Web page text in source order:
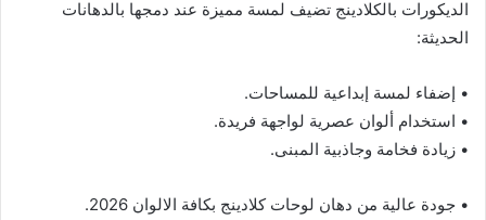
الديكورات بالكلادينج تضيف لمسة مميزة عند دمجها بالدهانات
الحديثة:
• إضفاء لمسة إبداعية للمساحات.
• استخدام ألوان عصرية لواجهة فريدة.
• زيادة فخامة وجاذبية المبنى.
• جودة عالية من دهان لوحات كلادينج بكافة الالوان 2026.